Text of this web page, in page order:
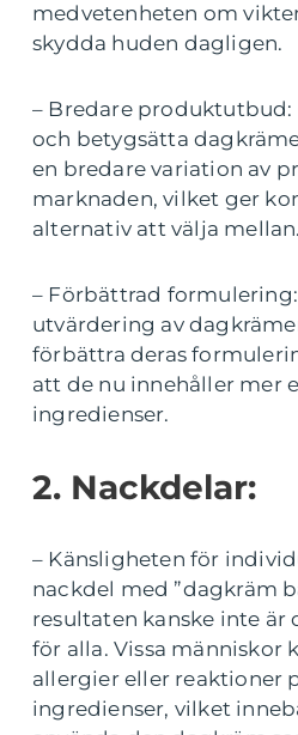
medvetenheten om
skydda huden dagligen.
– Bredare produktutbud:
och betygsätta
en bredare variation av
marknaden, vilket ger
alternativ att välja mellan.
– Förbättrad
utvärdering av
förbättra deras
att de nu innehåller mer
ingredienser.
2. Nackdelar:
– Känsligheten för
nackdel med ”dagkräm
resultaten kanske inte
för alla. Vissa människor
allergier eller reaktioner
ingredienser, vilket